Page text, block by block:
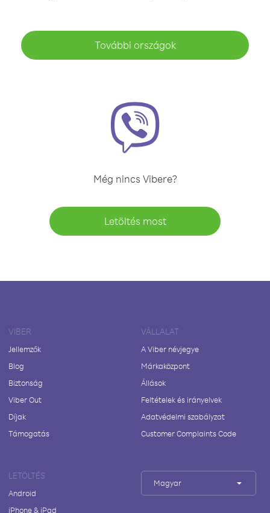
További országok
Még nincs Vibere?
Letöltés most
VIBER
Jellemzők
Blog
Biztonság
Viber Out
Díjak
Támogatás
VÁLLALAT
A Viber névjegye
Márkaközpont
Állások
Feltételek és irányelvek
Adatvédelmi szabályzat
Customer Complaints Code
LETÖLTÉS
Android
iPhone & iPad
Magyar